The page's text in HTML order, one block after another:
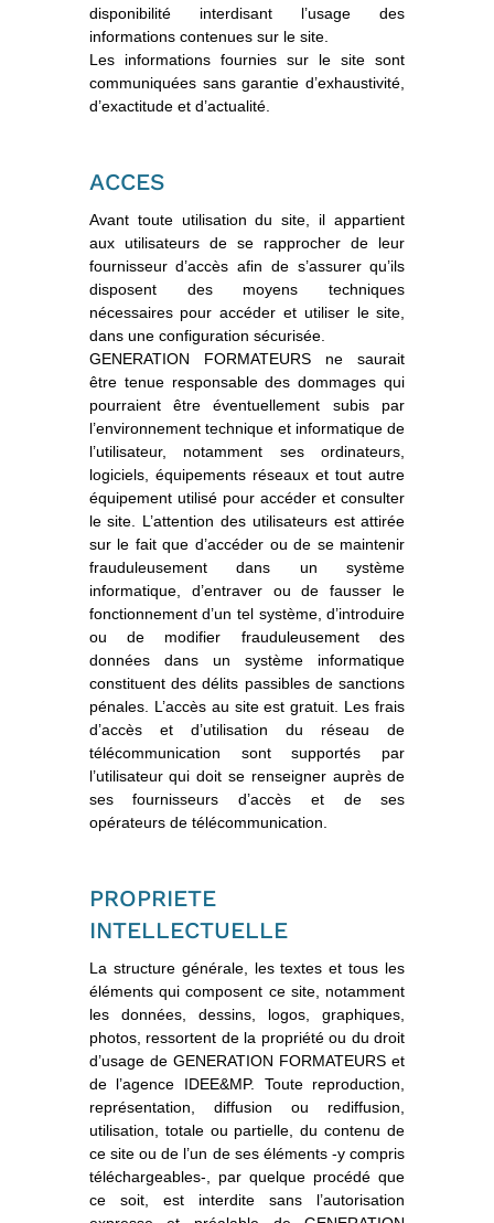
disponibilité interdisant l’usage des
informations contenues sur le site.
Les informations fournies sur le site sont
communiquées sans garantie d’exhaustivité,
d’exactitude et d’actualité.
ACCES
Avant toute utilisation du site, il appartient
aux utilisateurs de se rapprocher de leur
fournisseur d’accès afin de s’assurer qu’ils
disposent des moyens techniques
nécessaires pour accéder et utiliser le site,
dans une configuration sécurisée.
GENERATION FORMATEURS ne saurait
être tenue responsable des dommages qui
pourraient être éventuellement subis par
l’environnement technique et informatique de
l’utilisateur, notamment ses ordinateurs,
logiciels, équipements réseaux et tout autre
équipement utilisé pour accéder et consulter
le site. L’attention des utilisateurs est attirée
sur le fait que d’accéder ou de se maintenir
frauduleusement dans un système
informatique, d’entraver ou de fausser le
fonctionnement d’un tel système, d’introduire
ou de modifier frauduleusement des
données dans un système informatique
constituent des délits passibles de sanctions
pénales. L’accès au site est gratuit. Les frais
d’accès et d’utilisation du réseau de
télécommunication sont supportés par
l’utilisateur qui doit se renseigner auprès de
ses fournisseurs d’accès et de ses
opérateurs de télécommunication.
PROPRIETE
INTELLECTUELLE
La structure générale, les textes et tous les
éléments qui composent ce site, notamment
les données, dessins, logos, graphiques,
photos, ressortent de la propriété ou du droit
d’usage de GENERATION FORMATEURS et
de l’agence IDEE&MP. Toute reproduction,
représentation, diffusion ou rediffusion,
utilisation, totale ou partielle, du contenu de
ce site ou de l’un de ses éléments -y compris
téléchargeables-, par quelque procédé que
ce soit, est interdite sans l’autorisation